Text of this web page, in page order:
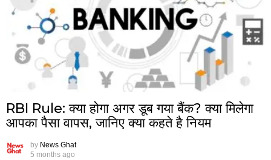
RBI Rule: क्या होगा अगर डूब गया बैंक? क्या मिलेगा
आपका पैसा वापस, जानिए क्या कहते है नियम
by News Ghat
5 months ago